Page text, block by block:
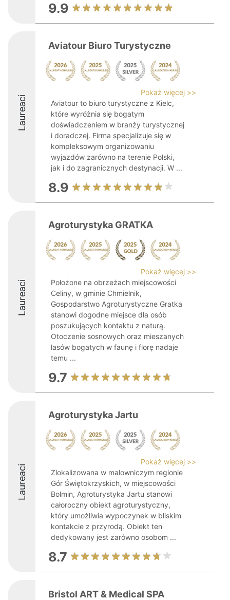
9.9
Laureaci
Aviatour Biuro Turystyczne
Pokaż więcej >>
Aviatour to biuro turystyczne z Kielc,
które wyróżnia się bogatym
doświadczeniem w branży turystycznej
i doradczej. Firma specjalizuje się w
kompleksowym organizowaniu
wyjazdów zarówno na terenie Polski,
jak i do zagranicznych destynacji. W ...
8.9
Laureaci
Agroturystyka GRATKA
Pokaż więcej >>
Położone na obrzeżach miejscowości
Celiny, w gminie Chmielnik,
Gospodarstwo Agroturystyczne Gratka
stanowi dogodne miejsce dla osób
poszukujących kontaktu z naturą.
Otoczenie sosnowych oraz mieszanych
lasów bogatych w faunę i florę nadaje
temu ...
9.7
Laureaci
Agroturystyka Jartu
Pokaż więcej >>
Zlokalizowana w malowniczym regionie
Gór Świętokrzyskich, w miejscowości
Bolmin, Agroturystyka Jartu stanowi
całoroczny obiekt agroturystyczny,
który umożliwia wypoczynek w bliskim
kontakcie z przyrodą. Obiekt ten
dedykowany jest zarówno osobom ...
8.7
Bristol ART & Medical SPA